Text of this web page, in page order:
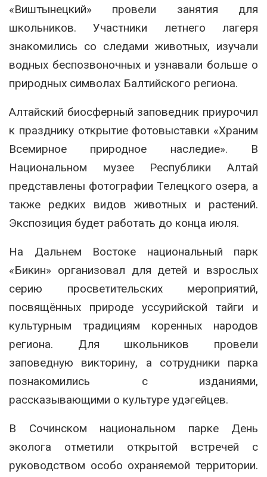
«Виштынецкий» провели занятия для
школьников. Участники летнего лагеря
знакомились со следами животных, изучали
водных беспозвоночных и узнавали больше о
природных символах Балтийского региона.
Алтайский биосферный заповедник приурочил
к празднику открытие фотовыставки «Храним
Всемирное природное наследие». В
Национальном музее Республики Алтай
представлены фотографии Телецкого озера, а
также редких видов животных и растений.
Экспозиция будет работать до конца июля.
На Дальнем Востоке национальный парк
«Бикин» организовал для детей и взрослых
серию просветительских мероприятий,
посвящённых природе уссурийской тайги и
культурным традициям коренных народов
региона. Для школьников провели
заповедную викторину, а сотрудники парка
познакомились с изданиями,
рассказывающими о культуре удэгейцев.
В Сочинском национальном парке День
эколога отметили открытой встречей с
руководством особо охраняемой территории.